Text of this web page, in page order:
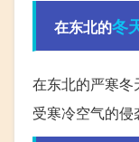
在东北的冬
在东北的严寒
受寒冷空气的侵